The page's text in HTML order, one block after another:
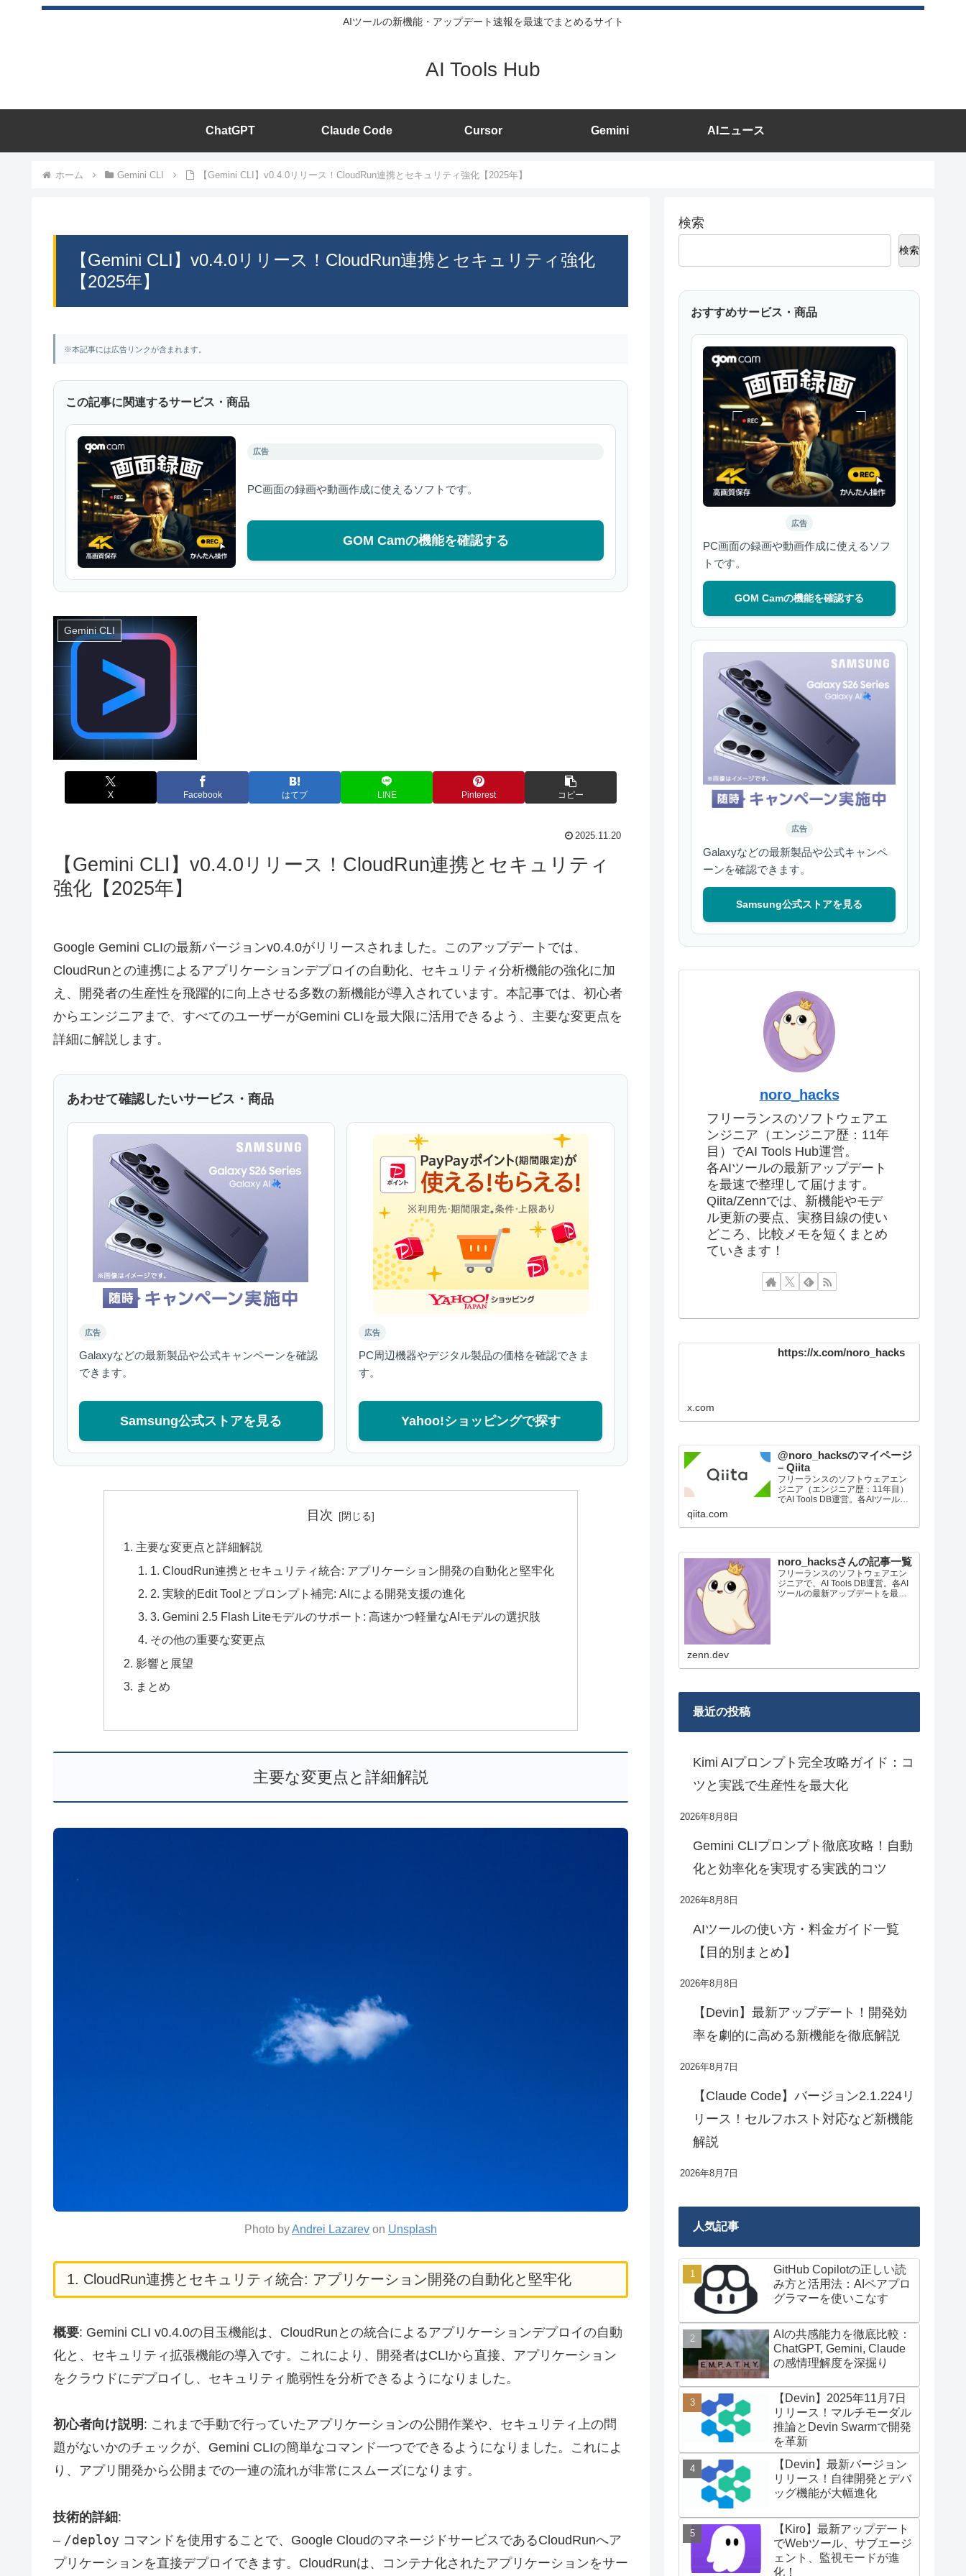
AIツールの新機能・アップデート速報を最速でまとめるサイト
AI Tools Hub
ChatGPT Claude Code Cursor Gemini AIニュース
ホーム Gemini CLI 【Gemini CLI】v0.4.0リリース！CloudRun連携とセキュリティ強化【2025年】
【Gemini CLI】v0.4.0リリース！CloudRun連携とセキュリティ強化
【2025年】
※本記事には広告リンクが含まれます。
この記事に関連するサービス・商品
広告
PC画面の録画や動画作成に使えるソフトです。
GOM Camの機能を確認する
Gemini CLI
X Facebook はてブ LINE Pinterest コピー
2025.11.20
【Gemini CLI】v0.4.0リリース！CloudRun連携とセキュリティ
強化【2025年】
Google Gemini CLIの最新バージョンv0.4.0がリリースされました。このアップデートでは、
CloudRunとの連携によるアプリケーションデプロイの自動化、セキュリティ分析機能の強化に加
え、開発者の生産性を飛躍的に向上させる多数の新機能が導入されています。本記事では、初心者
からエンジニアまで、すべてのユーザーがGemini CLIを最大限に活用できるよう、主要な変更点を
詳細に解説します。
あわせて確認したいサービス・商品
広告
Galaxyなどの最新製品や公式キャンペーンを確認
できます。
Samsung公式ストアを見る
広告
PC周辺機器やデジタル製品の価格を確認できま
す。
Yahoo!ショッピングで探す
目次
主要な変更点と詳細解説
1. CloudRun連携とセキュリティ統合: アプリケーション開発の自動化と堅牢化
2. 実験的Edit Toolとプロンプト補完: AIによる開発支援の進化
3. Gemini 2.5 Flash Liteモデルのサポート: 高速かつ軽量なAIモデルの選択肢
その他の重要な変更点
影響と展望
まとめ
主要な変更点と詳細解説
Photo byAndrei Lazarev on Unsplash
1. CloudRun連携とセキュリティ統合: アプリケーション開発の自動化と堅牢化
概要: Gemini CLI v0.4.0の目玉機能は、CloudRunとの統合によるアプリケーションデプロイの自動
化と、セキュリティ拡張機能の導入です。これにより、開発者はCLIから直接、アプリケーション
をクラウドにデプロイし、セキュリティ脆弱性を分析できるようになりました。
初心者向け説明 : これまで手動で行っていたアプリケーションの公開作業や、セキュリティ上の問
題がないかのチェックが、Gemini CLIの簡単なコマンド一つでできるようになりました。これによ
り、アプリ開発から公開までの一連の流れが非常にスムーズになります。
技術的詳細:
– /deploy コマンドを使用することで、Google CloudのマネージドサービスであるCloudRunへア
プリケーションを直接デプロイできます。CloudRunは、コンテナ化されたアプリケーションをサー
検索
検索
おすすめサービス・商品
広告
PC画面の録画や動画作成に使えるソフ
トです。
GOM Camの機能を確認する
広告
Galaxyなどの最新製品や公式キャンペ
ーンを確認できます。
Samsung公式ストアを見る
noro_hacks
フリーランスのソフトウェアエ
ンジニア（エンジニア歴：11年
目）でAI Tools Hub運営。
各AIツールの最新アップデート
を最速で整理して届けます。
Qiita/Zennでは、新機能やモデ
ル更新の要点、実務目線の使い
どころ、比較メモを短くまとめ
ていきます！
https://x.com/noro_hacks
x.com
@noro_hacksのマイページ
– Qiita
フリーランスのソフトウェアエン
ジニア（エンジニア歴：11年目）
でAI Tools DB運営。各AIツールの
能やモデル更新の要点、実務目線
qiita.com
noro_hacksさんの記事一覧
フリーランスのソフトウェアエン
ジニアで、AI Tools DB運営。各AI
ツールの最新アップデートを最速
zenn.dev
最近の投稿
Kimi AIプロンプト完全攻略ガイド：コ
ツと実践で生産性を最大化
2026年8月8日
Gemini CLIプロンプト徹底攻略！自動
化と効率化を実現する実践的コツ
2026年8月8日
AIツールの使い方・料金ガイド一覧
【目的別まとめ】
2026年8月8日
【Devin】最新アップデート！開発効
率を劇的に高める新機能を徹底解説
2026年8月7日
【Claude Code】バージョン2.1.224リ
リース！セルフホスト対応など新機能
解説
2026年8月7日
人気記事
GitHub Copilotの正しい読
み方と活用法：AIペアプロ
グラマーを使いこなす
AIの共感能力を徹底比較：
ChatGPT, Gemini, Claude
の感情理解度を深掘り
【Devin】2025年11月7日
リリース！マルチモーダル
推論とDevin Swarmで開発
を革新
【Devin】最新バージョン
リリース！自律開発とデバ
ッグ機能が大幅進化
【Kiro】最新アップデート
でWebツール、サブエージ
ェント、監視モードが進
化！